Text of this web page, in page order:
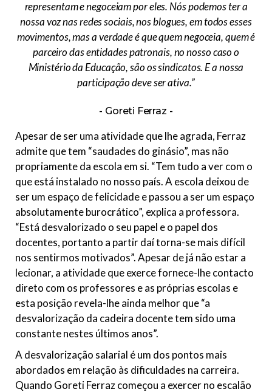
representam e negoceiam por eles. Nós podemos ter a
nossa voz nas redes sociais, nos blogues, em todos esses
movimentos, mas a verdade é que quem negoceia, quem é
parceiro das entidades patronais, no nosso caso o
Ministério da Educação, são os sindicatos. E a nossa
participação deve ser ativa.”
Goreti Ferraz
Apesar de ser uma atividade que lhe agrada, Ferraz
admite que tem “saudades do ginásio”, mas não
propriamente da escola em si. “Tem tudo a ver com o
que está instalado no nosso país. A escola deixou de
ser um espaço de felicidade e passou a ser um espaço
absolutamente burocrático”, explica a professora.
“Está desvalorizado o seu papel e o papel dos
docentes, portanto a partir daí torna-se mais difícil
nos sentirmos motivados”. Apesar de já não estar a
lecionar, a atividade que exerce fornece-lhe contacto
direto com os professores e as próprias escolas e
esta posição revela-lhe ainda melhor que “a
desvalorização da cadeira docente tem sido uma
constante nestes últimos anos”.
A desvalorização salarial é um dos pontos mais
abordados em relação às dificuldades na carreira.
Quando Goreti Ferraz começou a exercer no escalão